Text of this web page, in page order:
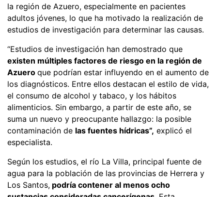
la región de Azuero, especialmente en pacientes
adultos jóvenes, lo que ha motivado la realización de
estudios de investigación para determinar las causas.
“Estudios de investigación han demostrado que
existen múltiples factores de riesgo en la región de
Azuero que podrían estar influyendo en el aumento de
los diagnósticos. Entre ellos destacan el estilo de vida,
el consumo de alcohol y tabaco, y los hábitos
alimenticios. Sin embargo, a partir de este año, se
suma un nuevo y preocupante hallazgo: la posible
contaminación de las fuentes hídricas”, explicó el
especialista.
Según los estudios, el río La Villa, principal fuente de
agua para la población de las provincias de Herrera y
Los Santos, podría contener al menos ocho